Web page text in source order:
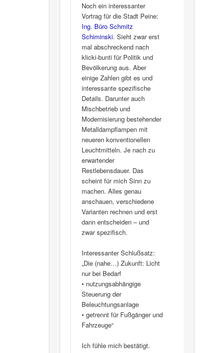
Noch ein interessanter
Vortrag für die Stadt Peine:
Ing. Büro Schmitz
Schiminski. Sieht zwar erst
mal abschreckend nach
klicki-bunti für Politik und
Bevölkerung aus. Aber
einige Zahlen gibt es und
interessante spezifische
Details. Darunter auch
Mischbetrieb und
Modernisierung bestehender
Metalldampflampen mit
neueren konventionellen
Leuchtmitteln. Je nach zu
erwartender
Restlebensdauer. Das
scheint für mich Sinn zu
machen. Alles genau
anschauen, verschiedene
Varianten rechnen und erst
dann entscheiden – und
zwar spezifisch.
Interessanter Schlußsatz:
„Die (nahe…) Zukunft: Licht
nur bei Bedarf
• nutzungsabhängige
Steuerung der
Beleuchtungsanlage
• getrennt für Fußgänger und
Fahrzeuge“
Ich fühle mich bestätigt.